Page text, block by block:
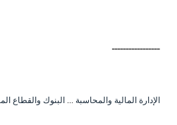
ـــــــــــــــــ
الإدارة المالية والمحاسبة ... البنوك والقطاع